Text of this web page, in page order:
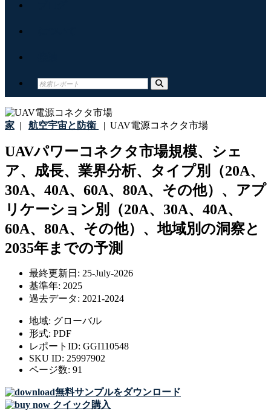
家 | 航空宇宙と防衛 | UAV電源コネクタ市場
UAVパワーコネクタ市場規模、シェ
ア、成長、業界分析、タイプ別（20A、
30A、40A、60A、80A、その他）、アプ
リケーション別（20A、30A、40A、
60A、80A、その他）、地域別の洞察と
2035年までの予測
最終更新日: 25-July-2026
基準年: 2025
過去データ: 2021-2024
地域: グローバル
形式: PDF
レポートID: GGI110548
SKU ID: 25997902
ページ数: 91
無料サンプルをダウンロード
クイック購入